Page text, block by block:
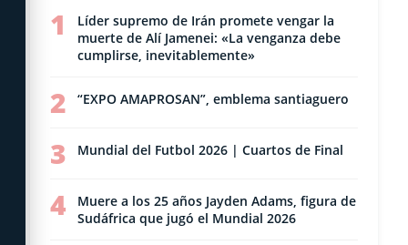
1
Líder supremo de Irán promete vengar la
muerte de Alí Jamenei: «La venganza debe
cumplirse, inevitablemente»
2 “EXPO AMAPROSAN”, emblema santiaguero
3 Mundial del Futbol 2026 | Cuartos de Final
4
Muere a los 25 años Jayden Adams, figura de
Sudáfrica que jugó el Mundial 2026